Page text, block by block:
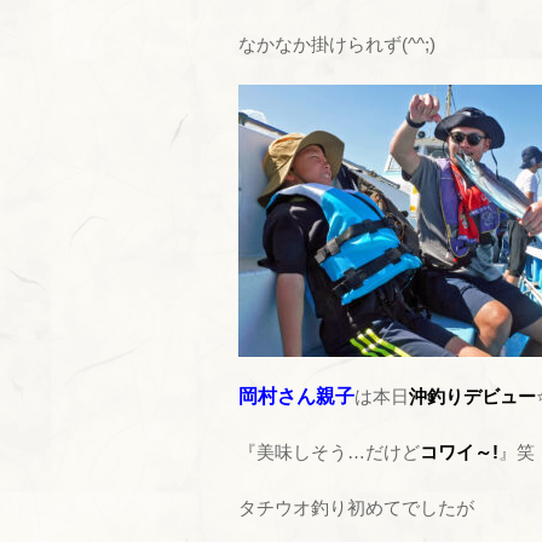
なかなか掛けられず(^^;)
岡村さん親子は本日沖釣りデビュー
『美味しそう…だけどコワイ～! 』笑
タチウオ釣り初めてでしたが